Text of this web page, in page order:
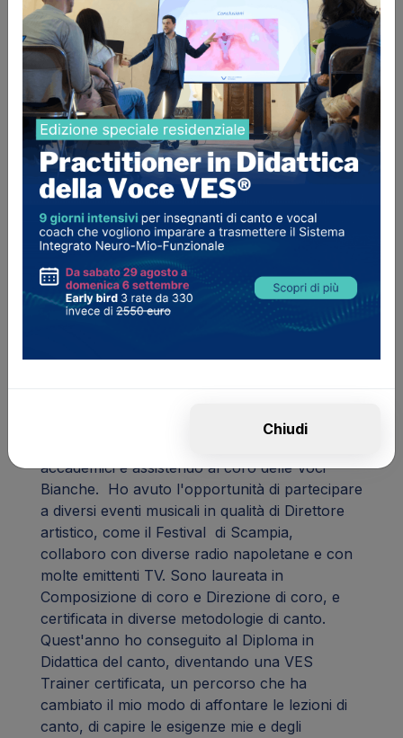
Curriculum
Mi racconto
Mi chiamo Milena e sono una performer
e insegnante di canto. Da diversi anni lavoro
nel settore musicale, sia come insegnante che
come artista. Amo condividere la mia passione
per la musica con i miei studenti e vedere i loro
progressi nel corso del tempo. Ho la fortuna di
insegnare canto presso diverse accademie e
Music&Art Academy a Napoli e la School of
Conservatorio di Musica di San Pietro a
accademici e assistendo al coro delle Voci
Bianche. Ho avuto l'opportunità di partecipare
a diversi eventi musicali in qualità di Direttore
artistico, come il Festival di Scampia,
collaboro con diverse radio napoletane e con
molte emittenti TV. Sono laureata in
Composizione di coro e Direzione di coro, e
certificata in diverse metodologie di canto.
Quest'anno ho conseguito al Diploma in
Didattica del canto, diventando una VES
Trainer certificata, un percorso che ha
cambiato il mio modo di affontare le lezioni di
canto, di capire le esigenze mie e degli
Chiudi